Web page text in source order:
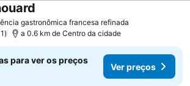
gastronômica francesa refinada
a 0.6 km de Centro da cidade
para ver os preços
Ver preços